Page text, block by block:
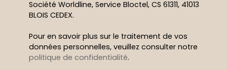
Société Worldline, Service Bloctel, CS 61311, 41013
BLOIS CEDEX.
Pour en savoir plus sur le traitement de vos
données personnelles, veuillez consulter notre
politique de confidentialité.